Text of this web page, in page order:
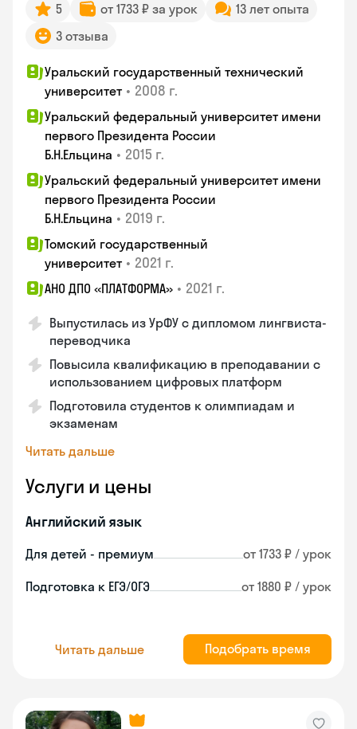
5 от 1733 ₽ за урок
13 лет опыта
3 отзыва
Уральский государственный технический
университет • 2008 г.
Уральский федеральный университет имени
первого Президента России
Б.Н.Ельцина • 2015 г.
Уральский федеральный университет имени
первого Президента России
Б.Н.Ельцина • 2019 г.
Томский государственный
университет • 2021 г.
АНО ДПО «ПЛАТФОРМА» • 2021 г.
Выпустилась из УрФУ с дипломом лингвиста-
переводчика
Повысила квалификацию в преподавании с
использованием цифровых платформ
Подготовила студентов к олимпиадам и
экзаменам
Читать дальше
Услуги и цены
Английский язык
Для детей - премиум от 1733 ₽ / урок
Подготовка к ЕГЭ/ОГЭ от 1880 ₽ / урок
Читать дальше Подобрать время